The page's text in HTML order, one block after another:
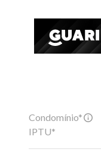
Condomínio*
IPTU*